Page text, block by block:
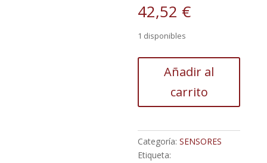
42,52 €
1 disponibles
Proximidad
Telemecanique
M12
X
1,
Añadir al
carrito
Categoría:SENSORES
Etiqueta: